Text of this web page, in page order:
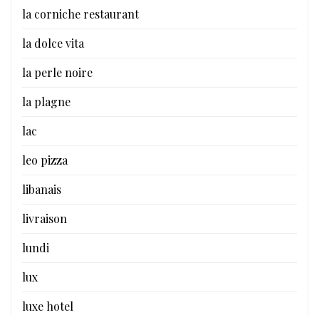
la corniche restaurant
la dolce vita
la perle noire
la plagne
lac
leo pizza
libanais
livraison
lundi
lux
luxe hotel